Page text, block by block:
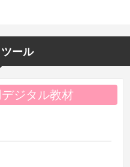
ール
ジタル教材